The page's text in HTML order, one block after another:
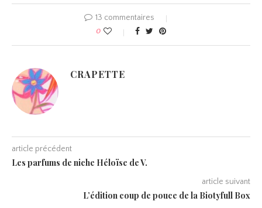
13 commentaires
0
CRAPETTE
article précédent
Les parfums de niche Héloïse de V.
article suivant
L’édition coup de pouce de la Biotyfull Box